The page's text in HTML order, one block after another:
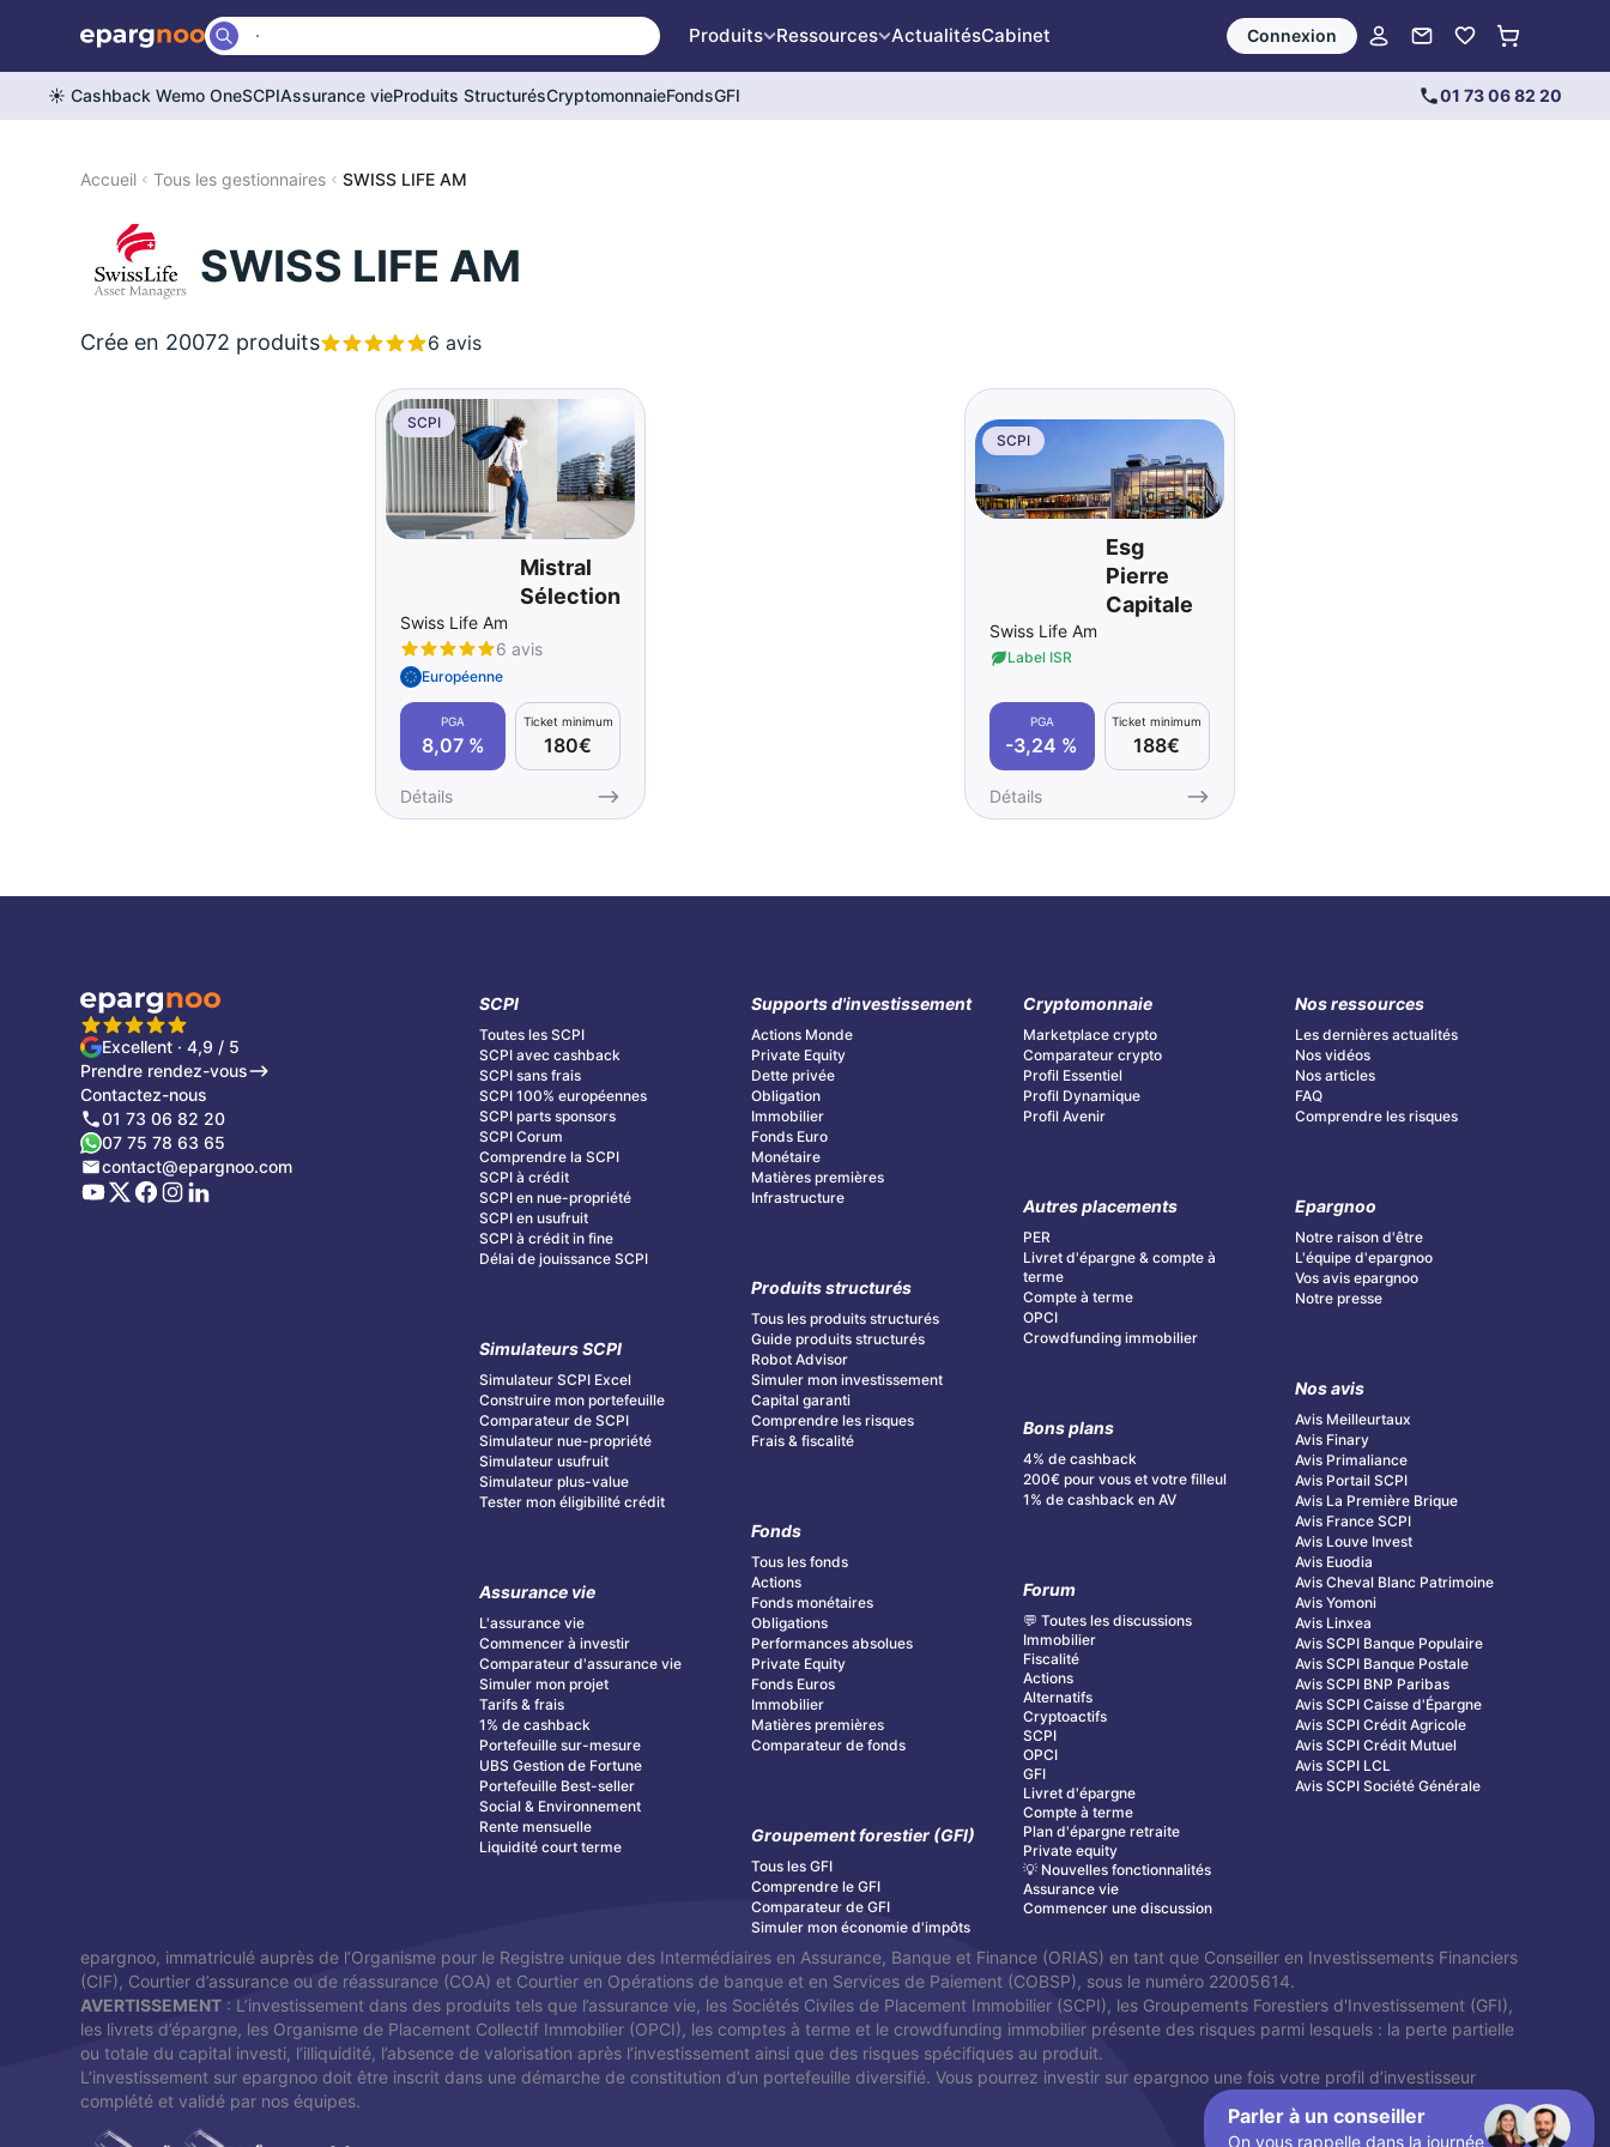
Produits Ressources ActualitésCabinet Connexion
☀️ Cashback Wemo OneSCPIAssurance vieProduits StructurésCryptomonnaieFondsGFI 01 73 06 82 20
Accueil Tous les gestionnaires SWISS LIFE AM
SWISS LIFE AM
Crée en 20072 produits 6 avis
SCPI
Mistral
Sélection
Swiss Life Am
6 avis
Européenne
PGA
8,07 %
Ticket minimum
180€
Détails
SCPI
Esg
Pierre
Capitale
Swiss Life Am
Label ISR
PGA
-3,24 %
Ticket minimum
188€
Détails
Excellent · 4,9 / 5
Prendre rendez-vous
Contactez-nous
01 73 06 82 20
07 75 78 63 65
contact@epargnoo.com
SCPI
Toutes les SCPI
SCPI avec cashback
SCPI sans frais
SCPI 100% européennes
SCPI parts sponsors
SCPI Corum
Comprendre la SCPI
SCPI à crédit
SCPI en nue-propriété
SCPI en usufruit
SCPI à crédit in fine
Délai de jouissance SCPI
Simulateurs SCPI
Simulateur SCPI Excel
Construire mon portefeuille
Comparateur de SCPI
Simulateur nue-propriété
Simulateur usufruit
Simulateur plus-value
Tester mon éligibilité crédit
Assurance vie
L'assurance vie
Commencer à investir
Comparateur d'assurance vie
Simuler mon projet
Tarifs & frais
1% de cashback
Portefeuille sur-mesure
UBS Gestion de Fortune
Portefeuille Best-seller
Social & Environnement
Rente mensuelle
Liquidité court terme
Supports d'investissement
Actions Monde
Private Equity
Dette privée
Obligation
Immobilier
Fonds Euro
Monétaire
Matières premières
Infrastructure
Produits structurés
Tous les produits structurés
Guide produits structurés
Robot Advisor
Simuler mon investissement
Capital garanti
Comprendre les risques
Frais & fiscalité
Fonds
Tous les fonds
Actions
Fonds monétaires
Obligations
Performances absolues
Private Equity
Fonds Euros
Immobilier
Matières premières
Comparateur de fonds
Groupement forestier (GFI)
Tous les GFI
Comprendre le GFI
Comparateur de GFI
Simuler mon économie d'impôts
Cryptomonnaie
Marketplace crypto
Comparateur crypto
Profil Essentiel
Profil Dynamique
Profil Avenir
Autres placements
PER
Livret d'épargne & compte à
terme
Compte à terme
OPCI
Crowdfunding immobilier
Bons plans
4% de cashback
200€ pour vous et votre filleul
1% de cashback en AV
Forum
💬 Toutes les discussions
Immobilier
Fiscalité
Actions
Alternatifs
Cryptoactifs
SCPI
OPCI
GFI
Livret d'épargne
Compte à terme
Plan d'épargne retraite
Private equity
💡 Nouvelles fonctionnalités
Assurance vie
Commencer une discussion
Nos ressources
Les dernières actualités
Nos vidéos
Nos articles
FAQ
Comprendre les risques
Epargnoo
Notre raison d'être
L'équipe d'epargnoo
Vos avis epargnoo
Notre presse
Nos avis
Avis Meilleurtaux
Avis Finary
Avis Primaliance
Avis Portail SCPI
Avis La Première Brique
Avis France SCPI
Avis Louve Invest
Avis Euodia
Avis Cheval Blanc Patrimoine
Avis Yomoni
Avis Linxea
Avis SCPI Banque Populaire
Avis SCPI Banque Postale
Avis SCPI BNP Paribas
Avis SCPI Caisse d'Épargne
Avis SCPI Crédit Agricole
Avis SCPI Crédit Mutuel
Avis SCPI LCL
Avis SCPI Société Générale
epargnoo, immatriculé auprès de l’Organisme pour le Registre unique des Intermédiaires en Assurance, Banque et Finance (ORIAS) en tant que Conseiller en Investissements Financiers
(CIF), Courtier d’assurance ou de réassurance (COA) et Courtier en Opérations de banque et en Services de Paiement (COBSP), sous le numéro 22005614.
AVERTISSEMENT : L’investissement dans des produits tels que l’assurance vie, les Sociétés Civiles de Placement Immobilier (SCPI), les Groupements Forestiers d'Investissement (GFI),
les livrets d’épargne, les Organisme de Placement Collectif Immobilier (OPCI), les comptes à terme et le crowdfunding immobilier présente des risques parmi lesquels : la perte partielle
ou totale du capital investi, l’illiquidité, l’absence de valorisation après l’investissement ainsi que des risques spécifiques au produit.
L’investissement sur epargnoo doit être inscrit dans une démarche de constitution d’un portefeuille diversifié. Vous pourrez investir sur epargnoo une fois votre profil d’investisseur
complété et validé par nos équipes.
Parler à un conseiller
On vous rappelle dans la journée